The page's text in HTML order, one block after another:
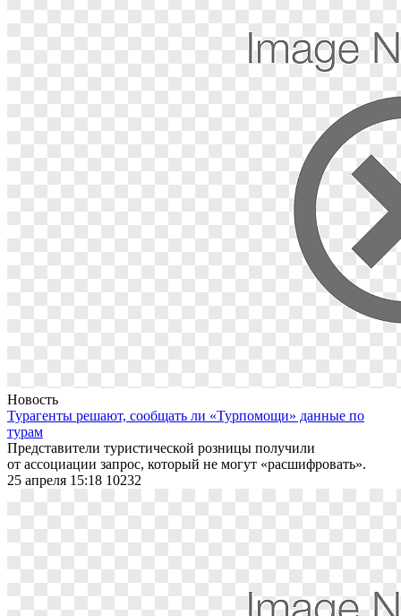
Новость
Турагенты решают, сообщать ли «Турпомощи» данные по
турам
Представители туристической розницы получили
от ассоциации запрос, который не могут «расшифровать».
25 апреля 15:18 10232